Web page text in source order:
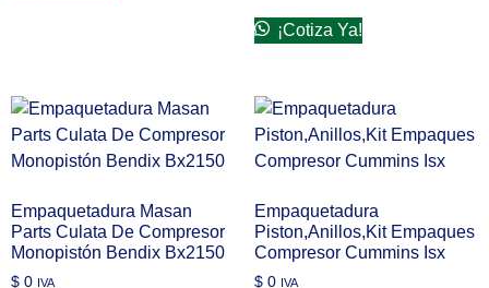
¡Cotiza Ya!
Empaquetadura Masan
Parts Culata De Compresor
Monopistón Bendix Bx2150
$ 0 IVA
Empaquetadura
Piston,Anillos,Kit Empaques
Compresor Cummins Isx
$0 IVA